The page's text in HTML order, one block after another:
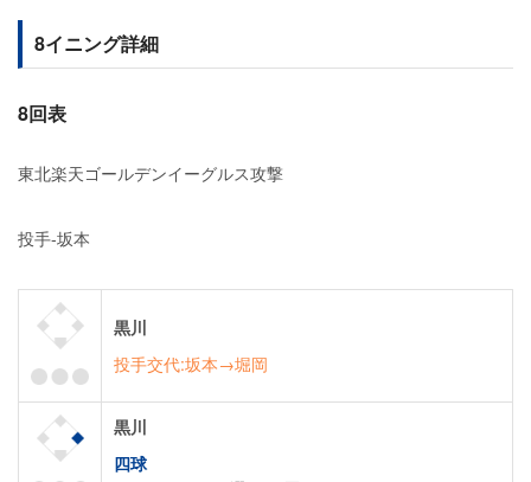
8イニング詳細
8回表
東北楽天ゴールデンイーグルス攻撃
投手-坂本
黒川
投手交代:坂本→堀岡
黒川
四球